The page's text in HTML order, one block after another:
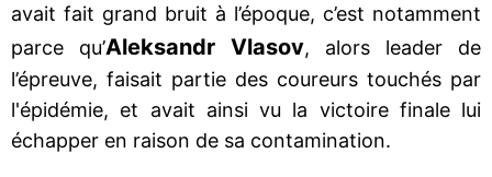
avait fait grand bruit à l’époque, c’est notamment
parce qu’Aleksandr Vlasov, alors leader de
l’épreuve, faisait partie des coureurs touchés par
l'épidémie, et avait ainsi vu la victoire finale lui
échapper en raison de sa contamination.